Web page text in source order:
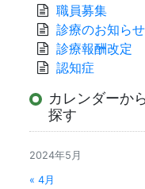
職員募集
診療のお知らせ
診療報酬改定
認知症
カレンダーか
探す
2024年5月
« 4月